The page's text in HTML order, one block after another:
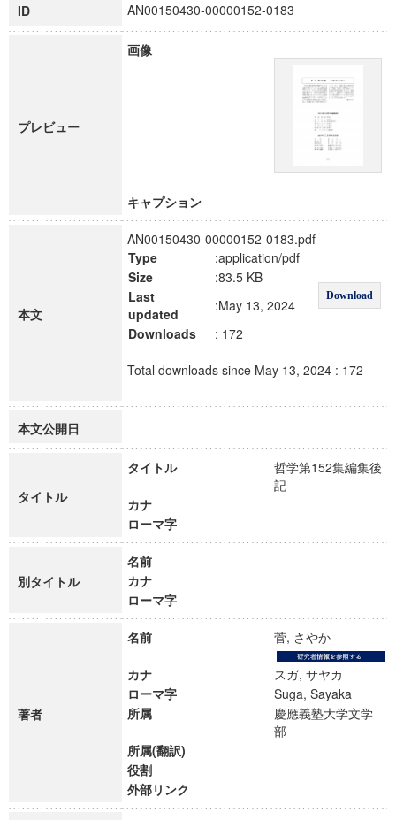
ID AN00150430-00000152-0183
プレビュー
画像
キャプション
本文
AN00150430-00000152-0183.pdf
Type
:application/pdf
Download
Size
:83.5 KB
Last
updated
:May 13, 2024
Downloads
: 172
Total downloads since May 13, 2024 : 172
本文公開日
タイトル
タイトル
哲学第152集編集後
記
カナ
ローマ字
別タイトル
名前
カナ
ローマ字
著者
名前 菅, さやか
カナ
スガ, サヤカ
ローマ字
Suga, Sayaka
所属
慶應義塾大学文学
部
所属(翻訳)
役割
外部リンク